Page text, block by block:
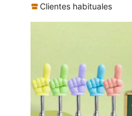
Clientes habituales